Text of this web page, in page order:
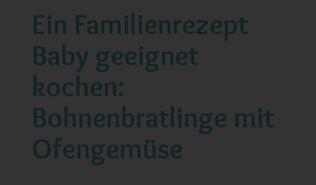
Ein Familienrezept
Baby geeignet
kochen:
Bohnenbratlinge mit
Ofengemüse